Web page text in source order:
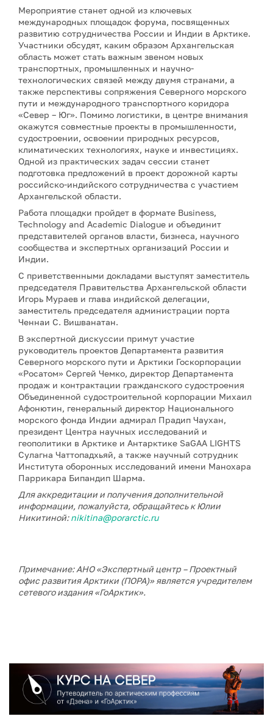
Мероприятие станет одной из ключевых
международных площадок форума, посвященных
развитию сотрудничества России и Индии в Арктике.
Участники обсудят, каким образом Архангельская
область может стать важным звеном новых
транспортных, промышленных и научно-
технологических связей между двумя странами, а
также перспективы сопряжения Северного морского
пути и международного транспортного коридора
«Север – Юг». Помимо логистики, в центре внимания
окажутся совместные проекты в промышленности,
судостроении, освоении природных ресурсов,
климатических технологиях, науке и инвестициях.
Одной из практических задач сессии станет
подготовка предложений в проект дорожной карты
российско-индийского сотрудничества с участием
Архангельской области.
Работа площадки пройдет в формате Business,
Technology and Academic Dialogue и объединит
представителей органов власти, бизнеса, научного
сообщества и экспертных организаций России и
Индии.
С приветственными докладами выступят заместитель
председателя Правительства Архангельской области
Игорь Мураев и глава индийской делегации,
заместитель председателя администрации порта
Ченнаи С. Вишванатан.
В экспертной дискуссии примут участие
руководитель проектов Департамента развития
Северного морского пути и Арктики Госкорпорации
«Росатом» Сергей Чемко, директор Департамента
продаж и контрактации гражданского судостроения
Объединенной судостроительной корпорации Михаил
Афонютин, генеральный директор Национального
морского фонда Индии адмирал Прадип Чаухан,
президент Центра научных исследований и
геополитики в Арктике и Антарктике SaGAA LIGHTS
Сулагна Чаттопадхьяй, а также научный сотрудник
Института оборонных исследований имени Манохара
Паррикара Бипандип Шарма.
Для аккредитации и получения дополнительной
информации, пожалуйста, обращайтесь к Юлии
Никитиной:nikitina@porarctic.ru
Примечание: АНО «Экспертный центр – Проектный
офис развития Арктики (ПОРА)» является учредителем
сетевого издания «ГоАрктик».